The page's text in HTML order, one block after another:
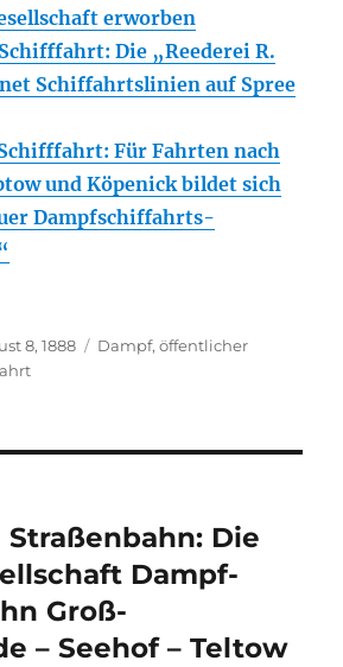
erworben
Die „Reederei R.
Schiffahrtslinien auf Spree
Für Fahrten nach
und Köpenick bildet sich
Dampfschiffahrts-
8, 1888 Kategorien
Dampf,öffentlicher
Straßenbahn: Die
Dampf-
Groß-
– Seehof – Teltow